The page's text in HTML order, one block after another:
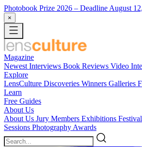
Photobook Prize 2026 – Deadline August
×
Magazine
Newest Interviews Book Reviews Video
Explore
LensCulture Discoveries Winners Galleries
Learn
Free Guides
About Us
About Us Jury Members Exhibitions
Sessions Photography Awards